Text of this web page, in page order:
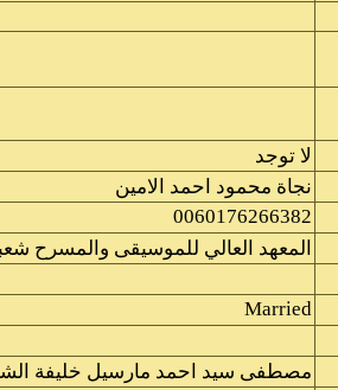
لا توجد
نجاة محمود احمد الامين
0060176266382
المعهد العالي للموسيقى والمسرح
Married
مصطفى سيد احمد مارسيل خليفة